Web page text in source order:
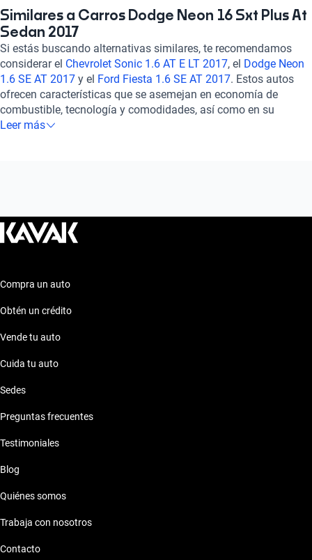
automático, pantalla táctil, Bluetooth, GPS y control de crucero,
asegurando comodidad y conectividad en todo momento.
Además, su amplio espacio y sistema de seguridad completo,
que incluye 6 airbags, frenos ABS y asistencia de frenado, te
brindan tranquilidad en cada trayecto. Con una calificación
destacada en potencia, confort y seguridad, el Dodge Neon 1.6
SXT + AT 2017 es la elección ideal para quienes buscan un
auto confiable y sofisticado. ¡Haz tuyo este increíble vehículo y
disfruta de la carretera con estilo y seguridad!
Similares a Carros Dodge Neon 16 Sxt Plus At
Sedan 2017
Si estás buscando alternativas similares, te recomendamos
considerar el Chevrolet Sonic 1.6 AT E LT 2017, el Dodge Neon
1.6 SE AT 2017 y el Ford Fiesta 1.6 SE AT 2017. Estos autos
ofrecen características que se asemejan en economía de
combustible, tecnología y comodidades, así como en su
tamaño y manejo. Explora estas opciones para encontrar el
Leer más
Compra un auto
Obtén un crédito
Vende tu auto
Cuida tu auto
Sedes
Preguntas frecuentes
Testimoniales
Blog
Quiénes somos
Trabaja con nosotros
Contacto